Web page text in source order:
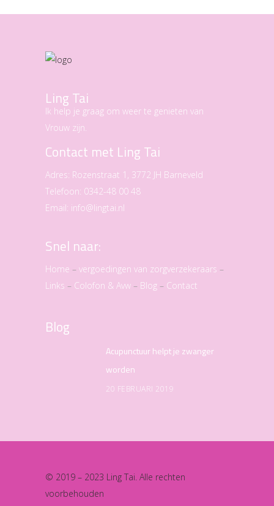
Ling Tai
Ik help je graag om weer te genieten van
Vrouw zijn.
Contact met Ling Tai
Adres: Rozenstraat 1, 3772 JH Barneveld
Telefoon: 0342-48 00 48
Email: info@lingtai.nl
Snel naar:
Home – vergoedingen van zorgverzekeraars –
Links – Colofon & Avw – Blog – Contact
Blog
Acupunctuur helpt je zwanger
worden
20 FEBRUARI 2019
© 2019 – 2023 Ling Tai. Alle rechten
voorbehouden